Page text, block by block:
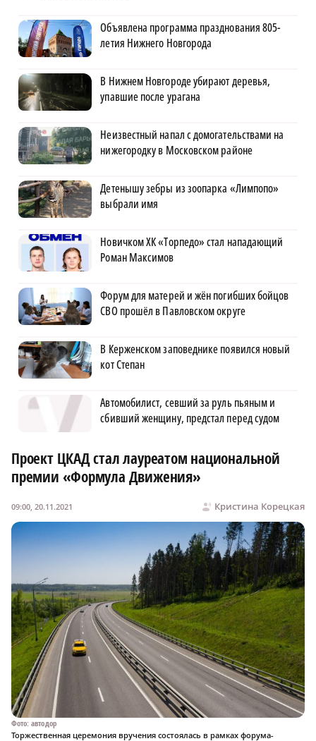
Объявлена программа празднования 805-
летия Нижнего Новгорода
В Нижнем Новгороде убирают деревья,
упавшие после урагана
Неизвестный напал с домогательствами на
нижегородку в Московском районе
Детенышу зебры из зоопарка «Лимпопо»
выбрали имя
Новичком ХК «Торпедо» стал нападающий
Роман Максимов
Форум для матерей и жён погибших бойцов
СВО прошёл в Павловском округе
В Керженском заповеднике появился новый
кот Степан
Автомобилист, севший за руль пьяным и
сбивший женщину, предстал перед судом
Проект ЦКАД стал лауреатом национальной
премии «Формула Движения»
Кристина Корецкая
09:00, 20.11.2021
Фото: автодор
Торжественная церемония вручения состоялась в рамках форума-